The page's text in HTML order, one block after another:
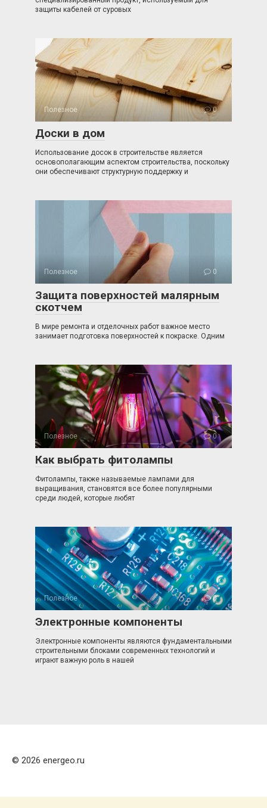
защиты кабелей от суровых
Полезное 0
Доски в дом
Использование досок в строительстве является
основополагающим аспектом строительства, поскольку
они обеспечивают структурную поддержку и
Полезное 0
Защита поверхностей малярным
скотчем
В мире ремонта и отделочных работ важное место
занимает подготовка поверхностей к покраске. Одним
Полезное 0
Как выбрать фитолампы
Фитолампы, также называемые лампами для
выращивания, становятся все более популярными
среди людей, которые любят
Полезное 0
Электронные компоненты
Электронные компоненты являются фундаментальными
строительными блоками современных технологий и
играют важную роль в нашей
© 2026 energeo.ru